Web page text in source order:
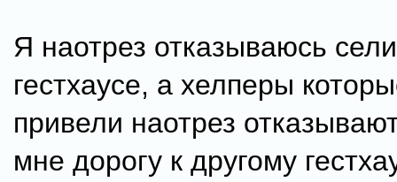
Я наотрез отказываюсь
гестхаусе, а хелперы
привели наотрез
мне дорогу к другому